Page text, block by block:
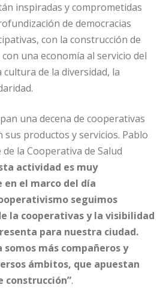
inspiradas y comprometidas
de democracias
con la construcción de
una economía al servicio del
de la diversidad, la
una decena de cooperativas
sus productos y servicios. Pablo
la Cooperativa de Salud
actividad es muy
el marco del día
seguimos
la cooperativas y la visibilidad
para nuestra ciudad.
somos más compañeros y
ámbitos, que apuestan
construcción”.